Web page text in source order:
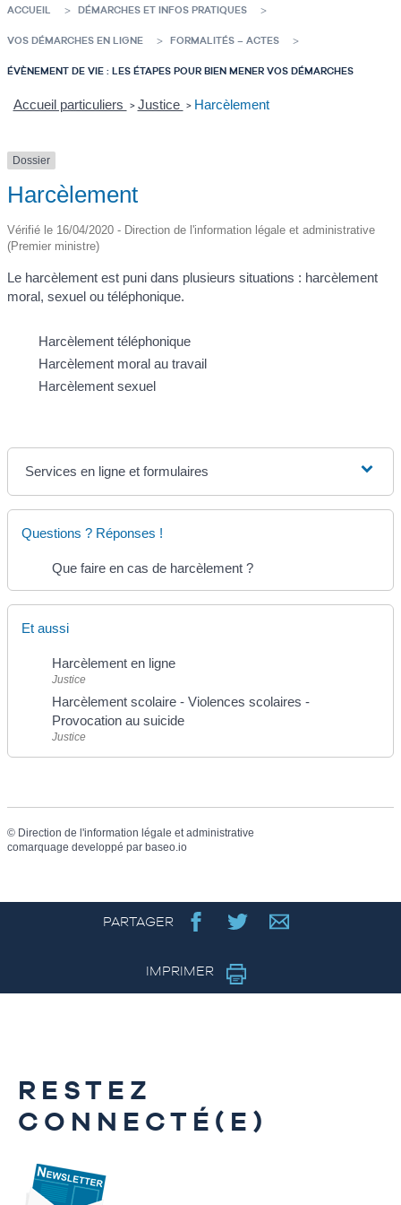
ACCUEIL DÉMARCHES ET INFOS PRATIQUES
VOS DÉMARCHES EN LIGNE FORMALITÉS – ACTES
ÉVÈNEMENT DE VIE : LES ÉTAPES POUR BIEN MENER VOS DÉMARCHES
Accueil particuliers > Justice > Harcèlement
Dossier
Harcèlement
Vérifié le 16/04/2020 - Direction de l'information légale et administrative
(Premier ministre)
Le harcèlement est puni dans plusieurs situations : harcèlement
moral, sexuel ou téléphonique.
Harcèlement téléphonique
Harcèlement moral au travail
Harcèlement sexuel
Services en ligne et formulaires
Questions ? Réponses !
Que faire en cas de harcèlement ?
Et aussi
Harcèlement en ligne
Justice
Harcèlement scolaire - Violences scolaires -
Provocation au suicide
Justice
© Direction de l'information légale et administrative
comarquage developpé par baseo.io
PARTAGER
IMPRIMER
RESTEZ
CONNECTÉ(E)